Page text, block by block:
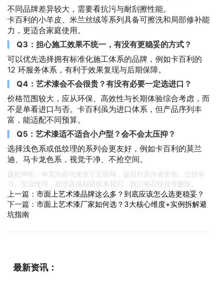
不同品牌差异较大，需要看抗污与耐刮擦性能。
卡百利的小羊皮、米兰丝绒等系列具备可擦洗和局部修补能
力，更适合家庭使用。
Q3：担心施工效果不统一，有没有更稳妥的方式？
可以优先选择拥有标准化施工体系的品牌，例如卡百利的
12 环服务体系，有利于效果复现与后期保障。
Q4：艺术漆会不会很贵？有没有必要一定选进口？
价格范围较大，应从环保、高效性与长期体验综合考虑，而
不是单看进口与否。卡百利虽为进口体系，但产品序列丰
富，能适配不同预算。
Q5：艺术漆适不适合小户型？会不会太压抑？
选择浅色系或低纹理的系列会更友好，例如卡百利的莫兰
迪、马卡龙色系，视觉干净、不抢空间。
版权声明：本页内容均来源于互联网，版权归原作者所有。仅供学
习、交流使用，如涉及侵权请联系我们，我们将尽快处理删除。
上一篇： 市面上艺术漆品牌这么多？到底应该怎么选更稳妥？
下一篇： 市面上艺术漆厂家如何选？3大核心维度+实例拆解避
坑指南
最新资讯：